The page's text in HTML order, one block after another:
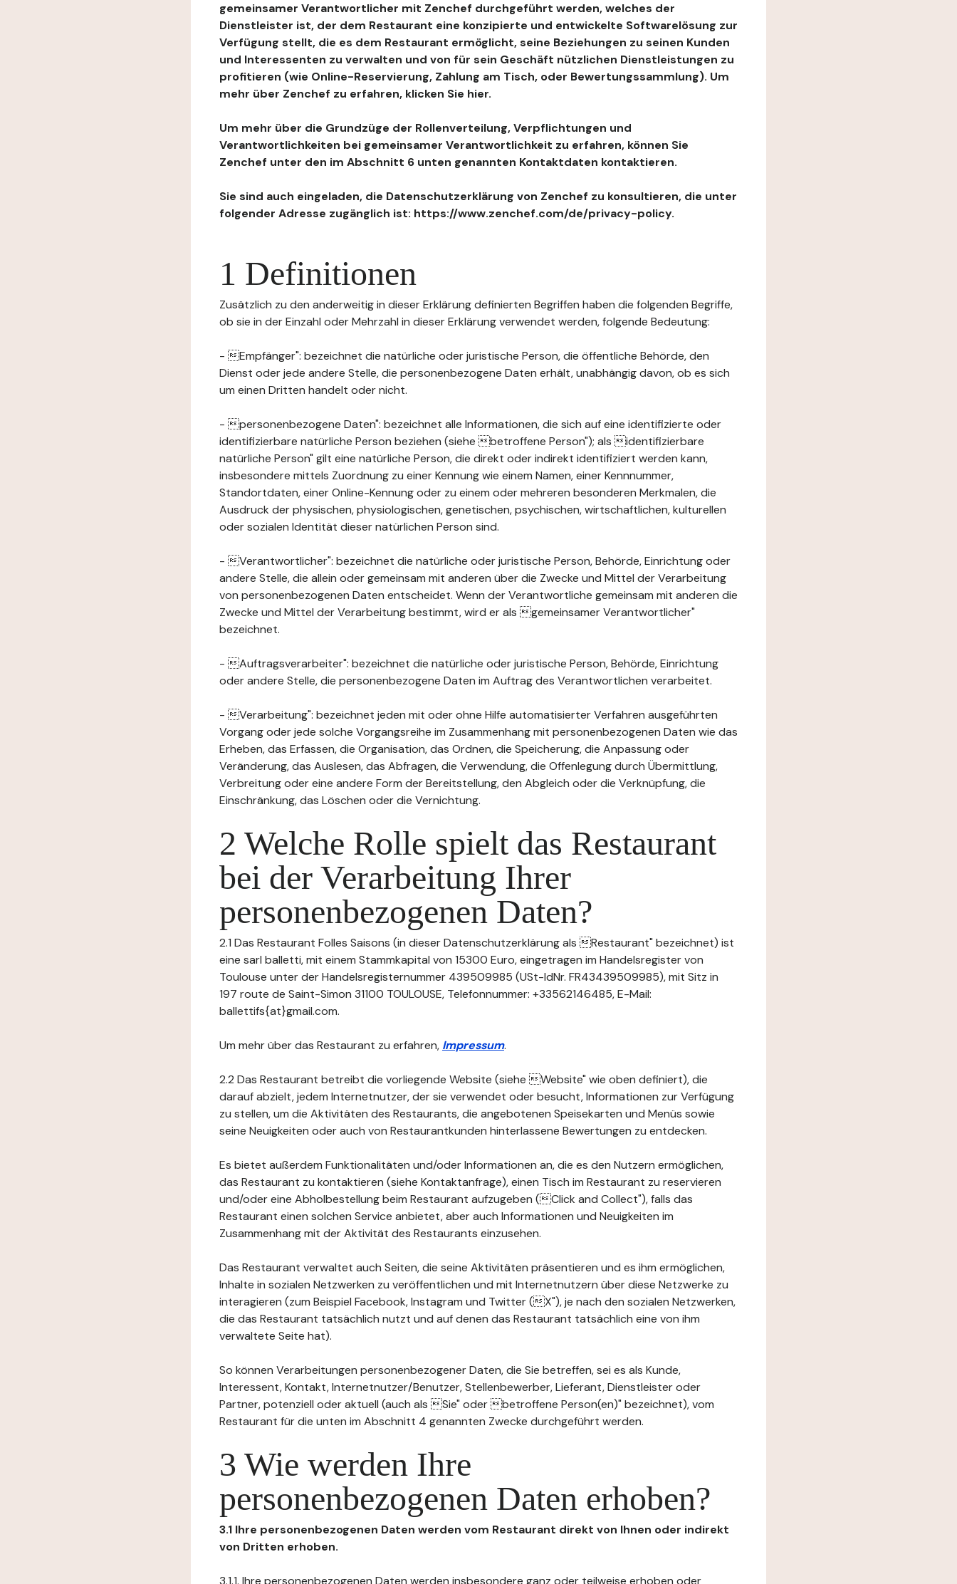
gemeinsamer Verantwortlicher mit Zenchef durchgeführt werden, welches der
Dienstleister ist, der dem Restaurant eine konzipierte und entwickelte Softwarelösung zur
Verfügung stellt, die es dem Restaurant ermöglicht, seine Beziehungen zu seinen Kunden
und Interessenten zu verwalten und von für sein Geschäft nützlichen Dienstleistungen zu
profitieren (wie Online-Reservierung, Zahlung am Tisch, oder Bewertungssammlung). Um
mehr über Zenchef zu erfahren, klicken Sie hier.
Um mehr über die Grundzüge der Rollenverteilung, Verpflichtungen und
Verantwortlichkeiten bei gemeinsamer Verantwortlichkeit zu erfahren, können Sie
Zenchef unter den im Abschnitt 6 unten genannten Kontaktdaten kontaktieren.
Sie sind auch eingeladen, die Datenschutzerklärung von Zenchef zu konsultieren, die unter
folgender Adresse zugänglich ist: https://www.zenchef.com/de/privacy-policy.
1 Definitionen
Zusätzlich zu den anderweitig in dieser Erklärung definierten Begriffen haben die folgenden Begriffe,
ob sie in der Einzahl oder Mehrzahl in dieser Erklärung verwendet werden, folgende Bedeutung:
- Empfänger": bezeichnet die natürliche oder juristische Person, die öffentliche Behörde, den
Dienst oder jede andere Stelle, die personenbezogene Daten erhält, unabhängig davon, ob es sich
um einen Dritten handelt oder nicht.
- personenbezogene Daten": bezeichnet alle Informationen, die sich auf eine identifizierte oder
identifizierbare natürliche Person beziehen (siehe betroffene Person"); als identifizierbare
natürliche Person" gilt eine natürliche Person, die direkt oder indirekt identifiziert werden kann,
insbesondere mittels Zuordnung zu einer Kennung wie einem Namen, einer Kennnummer,
Standortdaten, einer Online-Kennung oder zu einem oder mehreren besonderen Merkmalen, die
Ausdruck der physischen, physiologischen, genetischen, psychischen, wirtschaftlichen, kulturellen
oder sozialen Identität dieser natürlichen Person sind.
- Verantwortlicher": bezeichnet die natürliche oder juristische Person, Behörde, Einrichtung oder
andere Stelle, die allein oder gemeinsam mit anderen über die Zwecke und Mittel der Verarbeitung
von personenbezogenen Daten entscheidet. Wenn der Verantwortliche gemeinsam mit anderen die
Zwecke und Mittel der Verarbeitung bestimmt, wird er als gemeinsamer Verantwortlicher"
bezeichnet.
- Auftragsverarbeiter": bezeichnet die natürliche oder juristische Person, Behörde, Einrichtung
oder andere Stelle, die personenbezogene Daten im Auftrag des Verantwortlichen verarbeitet.
- Verarbeitung": bezeichnet jeden mit oder ohne Hilfe automatisierter Verfahren ausgeführten
Vorgang oder jede solche Vorgangsreihe im Zusammenhang mit personenbezogenen Daten wie das
Erheben, das Erfassen, die Organisation, das Ordnen, die Speicherung, die Anpassung oder
Veränderung, das Auslesen, das Abfragen, die Verwendung, die Offenlegung durch Übermittlung,
Verbreitung oder eine andere Form der Bereitstellung, den Abgleich oder die Verknüpfung, die
Einschränkung, das Löschen oder die Vernichtung.
2 Welche Rolle spielt das Restaurant
bei der Verarbeitung Ihrer
personenbezogenen Daten?
2.1 Das Restaurant Folles Saisons (in dieser Datenschutzerklärung als Restaurant" bezeichnet) ist
eine sarl balletti, mit einem Stammkapital von 15300 Euro, eingetragen im Handelsregister von
Toulouse unter der Handelsregisternummer 439509985 (USt-IdNr. FR43439509985), mit Sitz in
197 route de Saint-Simon 31100 TOULOUSE, Telefonnummer: +33562146485, E-Mail:
ballettifs{at}gmail.com.
Um mehr über das Restaurant zu erfahren, Impressum.
2.2 Das Restaurant betreibt die vorliegende Website (siehe Website" wie oben definiert), die
darauf abzielt, jedem Internetnutzer, der sie verwendet oder besucht, Informationen zur Verfügung
zu stellen, um die Aktivitäten des Restaurants, die angebotenen Speisekarten und Menüs sowie
seine Neuigkeiten oder auch von Restaurantkunden hinterlassene Bewertungen zu entdecken.
Es bietet außerdem Funktionalitäten und/oder Informationen an, die es den Nutzern ermöglichen,
das Restaurant zu kontaktieren (siehe Kontaktanfrage), einen Tisch im Restaurant zu reservieren
und/oder eine Abholbestellung beim Restaurant aufzugeben (Click and Collect"), falls das
Restaurant einen solchen Service anbietet, aber auch Informationen und Neuigkeiten im
Zusammenhang mit der Aktivität des Restaurants einzusehen.
Das Restaurant verwaltet auch Seiten, die seine Aktivitäten präsentieren und es ihm ermöglichen,
Inhalte in sozialen Netzwerken zu veröffentlichen und mit Internetnutzern über diese Netzwerke zu
interagieren (zum Beispiel Facebook, Instagram und Twitter (X"), je nach den sozialen Netzwerken,
die das Restaurant tatsächlich nutzt und auf denen das Restaurant tatsächlich eine von ihm
verwaltete Seite hat).
So können Verarbeitungen personenbezogener Daten, die Sie betreffen, sei es als Kunde,
Interessent, Kontakt, Internetnutzer/Benutzer, Stellenbewerber, Lieferant, Dienstleister oder
Partner, potenziell oder aktuell (auch als Sie" oder betroffene Person(en)" bezeichnet), vom
Restaurant für die unten im Abschnitt 4 genannten Zwecke durchgeführt werden.
3 Wie werden Ihre
personenbezogenen Daten erhoben?
3.1 Ihre personenbezogenen Daten werden vom Restaurant direkt von Ihnen oder indirekt
von Dritten erhoben.
3.1.1. Ihre personenbezogenen Daten werden insbesondere ganz oder teilweise erhoben oder